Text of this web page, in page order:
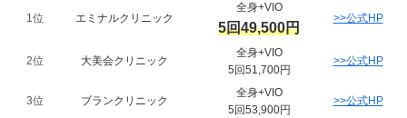
1位 エミナルクリニック
全身+VIO
5回49,500円
>>公式HP
2位 大美会クリニック
全身+VIO
5回51,700円
>>公式HP
3位 ブランクリニック
全身+VIO
5回53,900円
>>公式HP